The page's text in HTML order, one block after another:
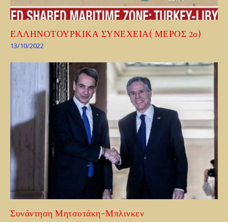
ΕΛΛΗΝΟΤΟΥΡΚΙΚΑ ΣΥΝΕΧΕΙΑ( ΜΕΡΟΣ 2ο)
13/10/2022
Συνάντηση Μητσοτάκη-Μπλινκεν